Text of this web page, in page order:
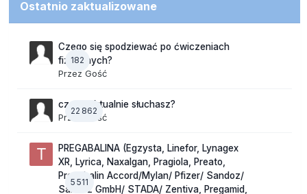
Ostatnio zaktualizowane
182
Czego się spodziewać po ćwiczeniach
fizycznych?
Przez Gość
22 862
czego aktualnie słuchasz?
Przez Gość
5 511
PREGABALINA (Egzysta, Linefor, Lynagex
XR, Lyrica, Naxalgan, Pragiola, Preato,
Pregabalin Accord/Mylan/ Pfizer/ Sandoz/
Sandoz GmbH/ STADA/ Zentiva, Pregamid,